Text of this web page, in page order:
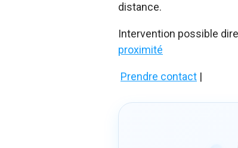
distance.
Intervention possible
proximité
Prendre contact |